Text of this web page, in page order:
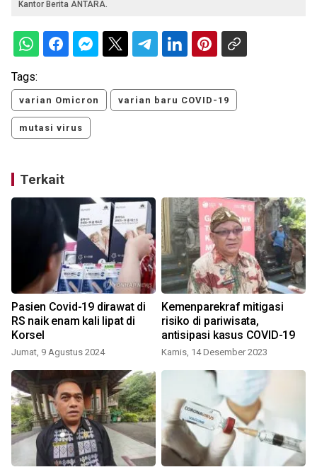
Kantor Berita ANTARA.
Tags:
varian Omicron varian baru COVID-19
mutasi virus
Terkait
Pasien Covid-19 dirawat di
RS naik enam kali lipat di
Korsel
Jumat, 9 Agustus 2024
Kemenparekraf mitigasi
risiko di pariwisata,
antisipasi kasus COVID-19
Kamis, 14 Desember 2023